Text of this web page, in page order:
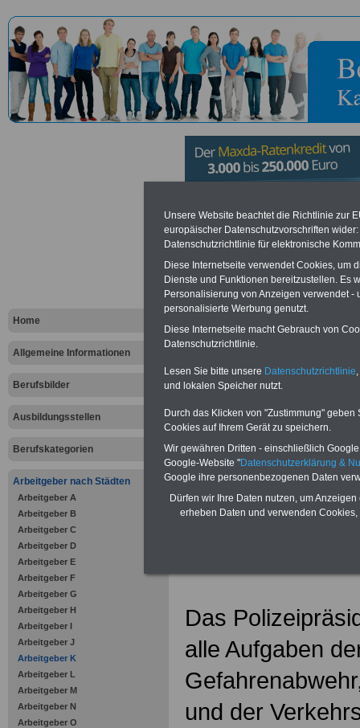
Home
Allgemeine Informationen
Berufsbilder
Ausbildungsstellen
Berufskategorien
Arbeitgeber nach Städten
Arbeitgeber A
Arbeitgeber B
Arbeitgeber C
Arbeitgeber D
Arbeitgeber E
Arbeitgeber F
Arbeitgeber G
Arbeitgeber H
Arbeitgeber I
Arbeitgeber J
Arbeitgeber K
Arbeitgeber L
Arbeitgeber M
Arbeitgeber N
Arbeitgeber O
Vorteile für den öffentlichen
Vergleichen und sparen
Bausparen schon ab 16 Jahren
Berufsunfähigkeitsabsicherung
Online-Vergleich Gesetzliche
Krankenkassen
Vorteile der Privaten
Krankenversicherung
zurück zur
Das
alle Aufgaben
und der
Unsere Website beachtet die Richtlinie zur
europäischer Datenschutzvorschriften
Datenschutzrichtlinie für elektronische
Diese Internetseite verwendet Cookies, um
Dienste und Funktionen bereitzustellen. Es
Personalisierung von Anzeigen verwendet
personalisierte Werbung genutzt.
Diese Internetseite macht Gebrauch von
Datenschutzrichtlinie.
Lesen Sie bitte unsere Datenschutzrichtlinie
und lokalen Speicher nutzt.
Durch das Klicken von "Zustimmung"
Cookies auf Ihrem Gerät zu speichern.
Wir gewähren Dritten - einschließlich
Google-Website "Datenschutzerklärung &
Google ihre personenbezogenen Daten
Dürfen wir Ihre Daten nutzen, um
erheben Daten und verwenden